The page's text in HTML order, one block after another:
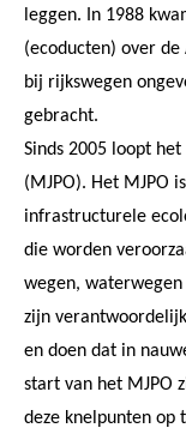
leggen. In 1988
(ecoducten) over de
bij rijkswegen
gebracht.
Sinds 2005 loopt
(MJPO). Het MJPO
infrastructurele
die worden
wegen,
zijn
en doen dat in
start van het MJPO
deze knelpunten op